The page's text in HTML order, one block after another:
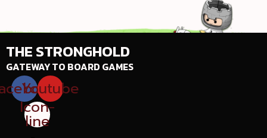
THE STRONGHOLD
GATEWAY TO BOARD GAMES
Youtube
Icon-
line